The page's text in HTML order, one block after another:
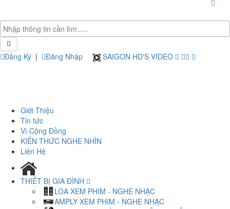
Đăng Ký | Đăng Nhập SAIGON HD'S VIDEO
Giới Thiệu
Tin tức
Vì Cộng Đồng
KIẾN THỨC NGHE NHÌN
Liên Hệ
THIẾT BỊ GIA ĐÌNH
LOA XEM PHIM - NGHE NHẠC
AMPLY XEM PHIM - NGHE NHẠC